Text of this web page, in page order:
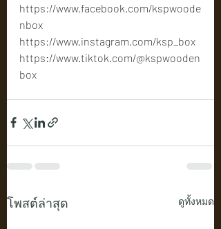
https://www.facebook.com/kspwoode
nbox
https://www.instagram.com/ksp_box
https://www.tiktok.com/@kspwooden
box
โพสต์ล่าสุด ดูทั้งหมด